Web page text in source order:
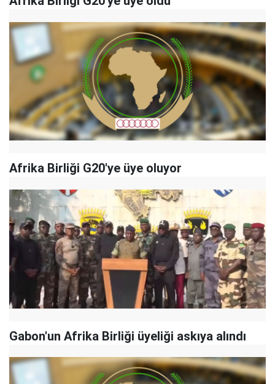
Afrika Birliği G20'ye üye oluyor
Gabon'un Afrika Birliği üyeliği askıya alındı